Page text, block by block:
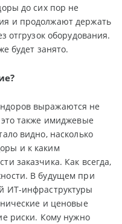
до сих пор не
и продолжают держать
отгрузок оборудования.
будет занято.
выражаются не
также имиджевые
видно, насколько
и к каким
заказчика. Как всегда,
В будущем при
ИТ-инфраструктуры
и ценовые
риски. Кому нужно